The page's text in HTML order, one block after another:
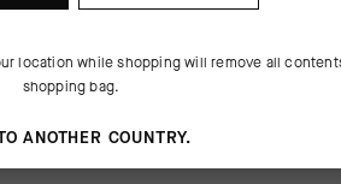
location while shopping will remove all
shopping bag.
ANOTHER COUNTRY.